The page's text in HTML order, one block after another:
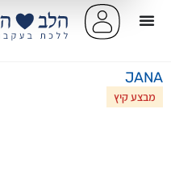
JANA
מבצע קיץ